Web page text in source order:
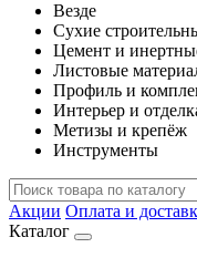
Везде
Сухие
Цемент и
Листовые
Профиль и
Интерьер и
Метизы и крепёж
Инструменты
Акции Оплата и
Каталог